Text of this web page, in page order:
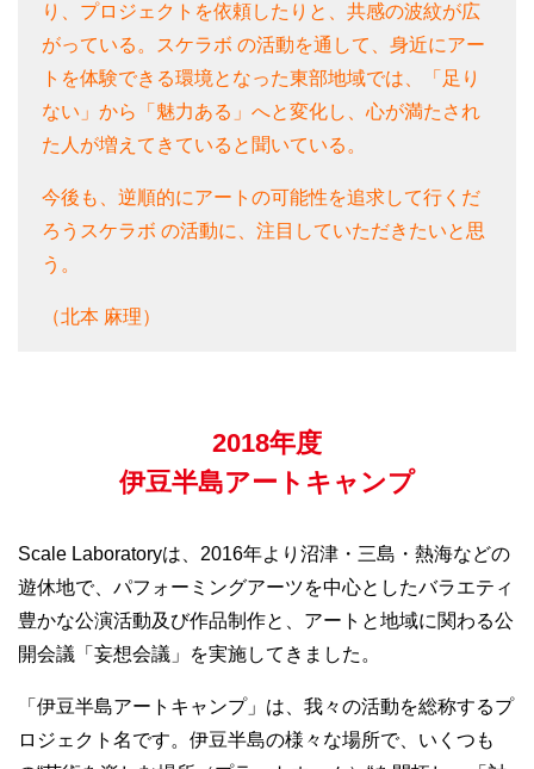
り、プロジェクトを依頼したりと、共感の波紋が広
がっている。
スケラボ の活動を通して、身近にアー
トを体験できる環境となった東部地域では、「足り
ない」から「魅力ある」へと変化し、心が満たされ
た人が増えてきていると聞いている。
今後も、逆順的にアートの可能性を追求して行くだ
ろうスケラボ の活動に、注目していただきたいと思
う。
（北本 麻理）
2018年度
伊豆半島アートキャンプ
Scale Laboratoryは、2016年より沼津・三島・熱海などの
遊休地で、パフォーミングアーツを中心としたバラエティ
豊かな公演活動及び作品制作と、アートと地域に関わる公
開会議「妄想会議」を実施してきました。
「伊豆半島アートキャンプ」は、我々の活動を総称するプ
ロジェクト名です。伊豆半島の様々な場所で、いくつも